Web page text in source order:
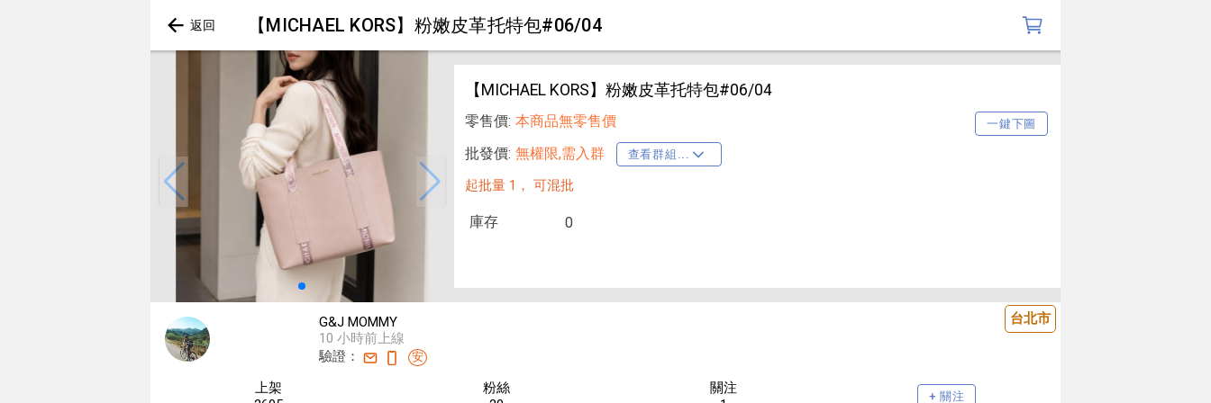
【MICHAEL KORS】粉嫩皮革托特包#06/04
【MICHAEL KORS】粉嫩皮革托特包#06/04
零售價: 一鍵下圖
本商品無零售價
批發價: 無權限,需入群 查看群組...
起批量 1， 可混批
庫存 0
台北市
G&J MOMMY
10 小時前上線
驗證：
安
上架
粉絲
關注
+ 關注